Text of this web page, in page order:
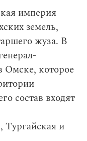
империя
земель,
жуза. В
Омске, которое
состав входят
Тургайская и